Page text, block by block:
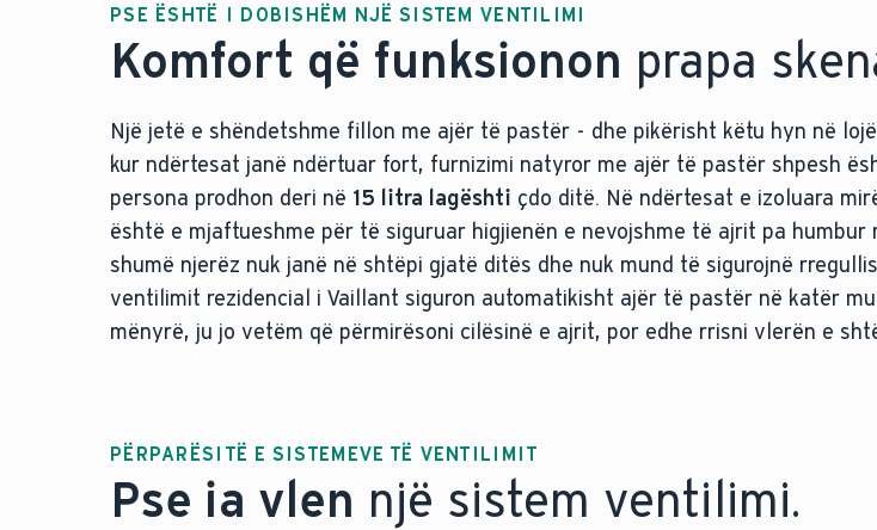
PSE ËSHTË I DOBISHËM NJË SISTEM VENTILIMI
Komfort që funksionon prapa
Një jetë e shëndetshme fillon me ajër të pastër - dhe pikërisht këtu hyn në
kur ndërtesat janë ndërtuar fort, furnizimi natyror me ajër të pastër shpesh
persona prodhon deri në 15 litra lagështi çdo ditë. Në ndërtesat e izoluara
është e mjaftueshme për të siguruar higjienën e nevojshme të ajrit pa
shumë njerëz nuk janë në shtëpi gjatë ditës dhe nuk mund të sigurojnë
ventilimit rezidencial i Vaillant siguron automatikisht ajër të pastër në katër
mënyrë, ju jo vetëm që përmirësoni cilësinë e ajrit, por edhe rrisni vlerën e
PËRPARËSITË E SISTEMEVE TË VENTILIMIT
Pse ia vlen një sistem ventilimi.